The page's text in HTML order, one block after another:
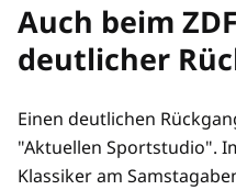
Auch beim
deutlicher
Einen deutlichen
"Aktuellen Sportstudio".
Klassiker am